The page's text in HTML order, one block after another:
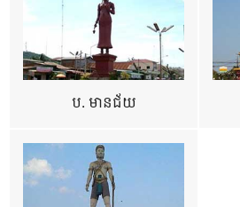
ប. មានជ័យ